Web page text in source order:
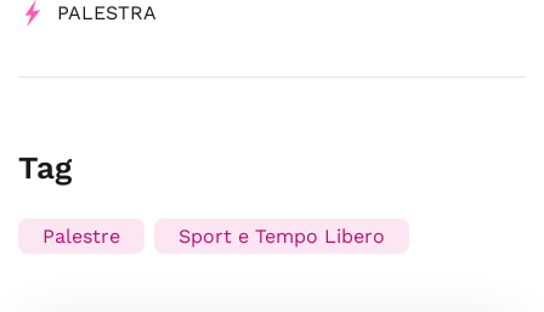
PALESTRA
Tag
Palestre Sport e Tempo Libero